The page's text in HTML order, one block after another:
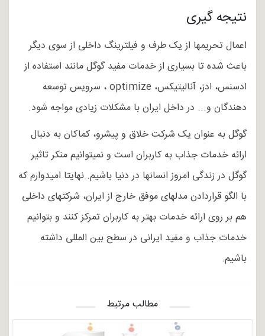
نتیجه گیری
اعمال تحریم­ها از یک طرف و فیلترینگ داخلی از سوی دیگر
باعث شده تا بسیاری از خدمات مفید گوگل مانند استفاده از
ادسنس، ادز، آنالیتیکس، optimize ، سرویس توسعه
دهندگان و... در داخل ایران با مشکلات زیادی مواجه شود.
گوگل به عنوان یک شرکت خلاق و پیشرو، کماکان به دنبال
ارائه خدمات جذاب به کاربران است و نمی­توانیم منکر تاثیر
گوگل در زندگی امروز انسان­ها در دنیا باشیم. نهایتا امیدوارم که
با الگو قراردادن مدل­های موفق خارج از ایران، شرکت­های داخلی
هم بر روی ارائه خدمات بهتر به کاربران تمرکز کنند و بتوانیم
خدمات جذاب و مفید ایرانی در سطح بین المللی داشته
باشیم.
مطالب مرتبط